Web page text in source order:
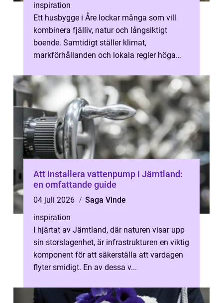
inspiration
Ett husbygge i Åre lockar många som vill
kombinera fjälliv, natur och långsiktigt
boende. Samtidigt ställer klimat,
markförhållanden och lokala regler höga
byg...
Att installera vattenpump i Jämtland:
en omfattande guide
04 juli 2026
Saga Vinde
inspiration
I hjärtat av Jämtland, där naturen visar upp
sin storslagenhet, är infrastrukturen en viktig
komponent för att säkerställa att vardagen
flyter smidigt. En av dessa v...